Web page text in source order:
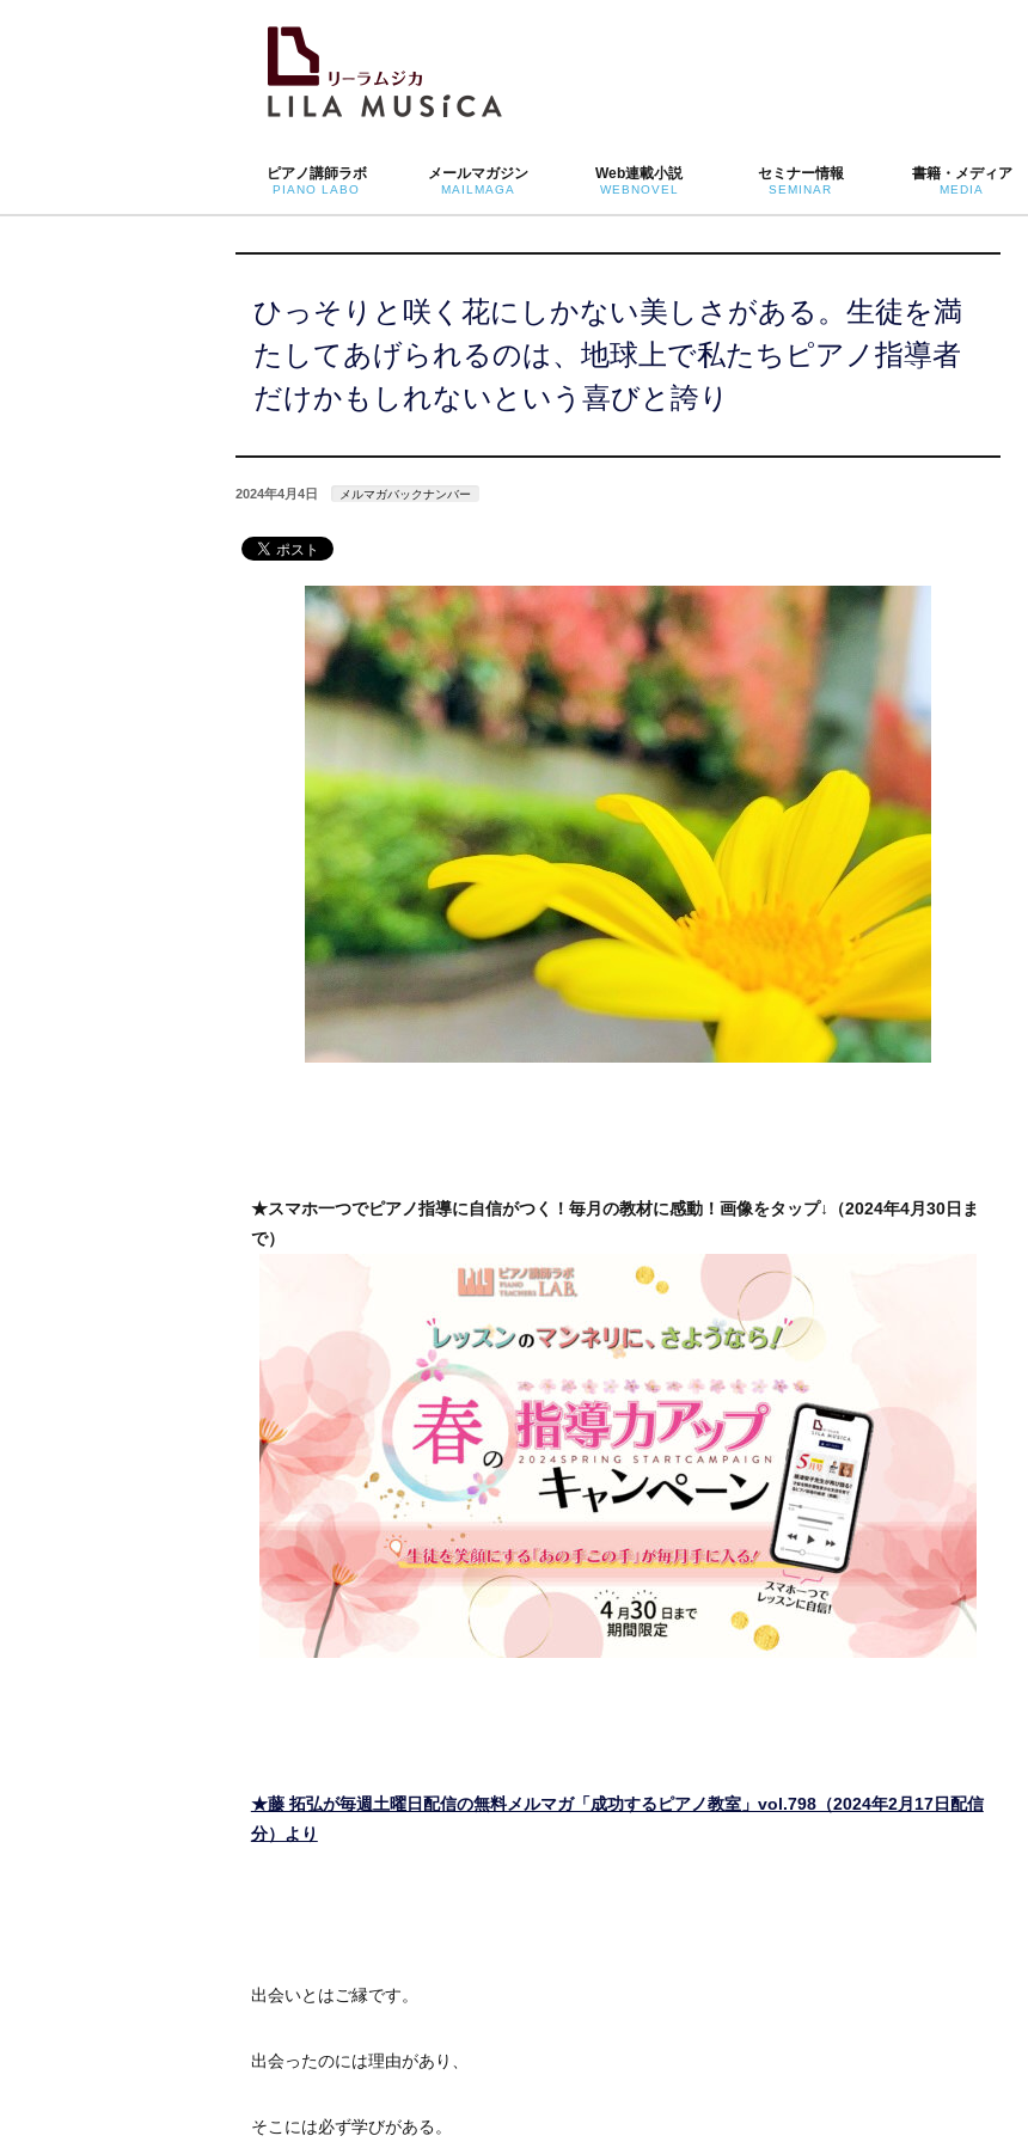
ピアノ講師ラボ
PIANO LABO
メールマガジン
MAILMAGA
Web連載小説
WEBNOVEL
セミナー情報
SEMINAR
書籍・メディア
MEDIA
ひっそりと咲く花にしかない美しさがある。生徒を満
たしてあげられるのは、地球上で私たちピアノ指導者
だけかもしれないという喜びと誇り
2024年4月4日 メルマガバックナンバー
★スマホ一つでピアノ指導に自信がつく！毎月の教材に感動！画像をタップ↓（2024年4月30日ま
で）
★藤 拓弘が毎週土曜日配信の無料メルマガ「成功するピアノ教室」vol.798（2024年2月17日配信
分）より
出会いとはご縁です。
出会ったのには理由があり、
そこには必ず学びがある。